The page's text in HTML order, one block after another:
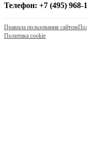
Телефон: +7 (495) 968-
Правила пользования сайтом
Политика cookie